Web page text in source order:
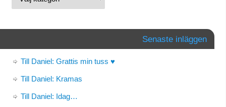
Senaste inläggen
Till Daniel: Grattis min tuss ♥
Till Daniel: Kramas
Till Daniel: Idag…